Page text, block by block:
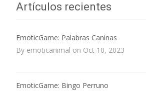
Artículos recientes
EmoticGame: Palabras Caninas
By emoticanimal on Oct 10, 2023
EmoticGame: Bingo Perruno